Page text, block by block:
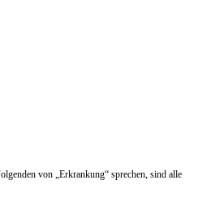
von „Erkrankung“ sprechen, sind alle